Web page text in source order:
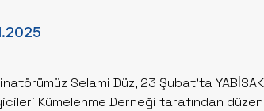
Selami Düz, 23 Şubat’ta YABİSAK
Kümelenme Derneği tarafından